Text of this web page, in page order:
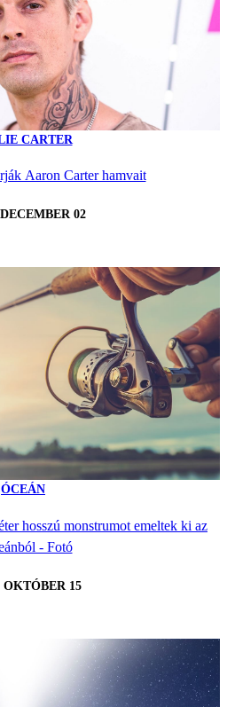
CARTER
Aaron Carter hamvait
02
ÓCEÁN
hosszú monstrumot emeltek ki az
- Fotó
OKTÓBER 15